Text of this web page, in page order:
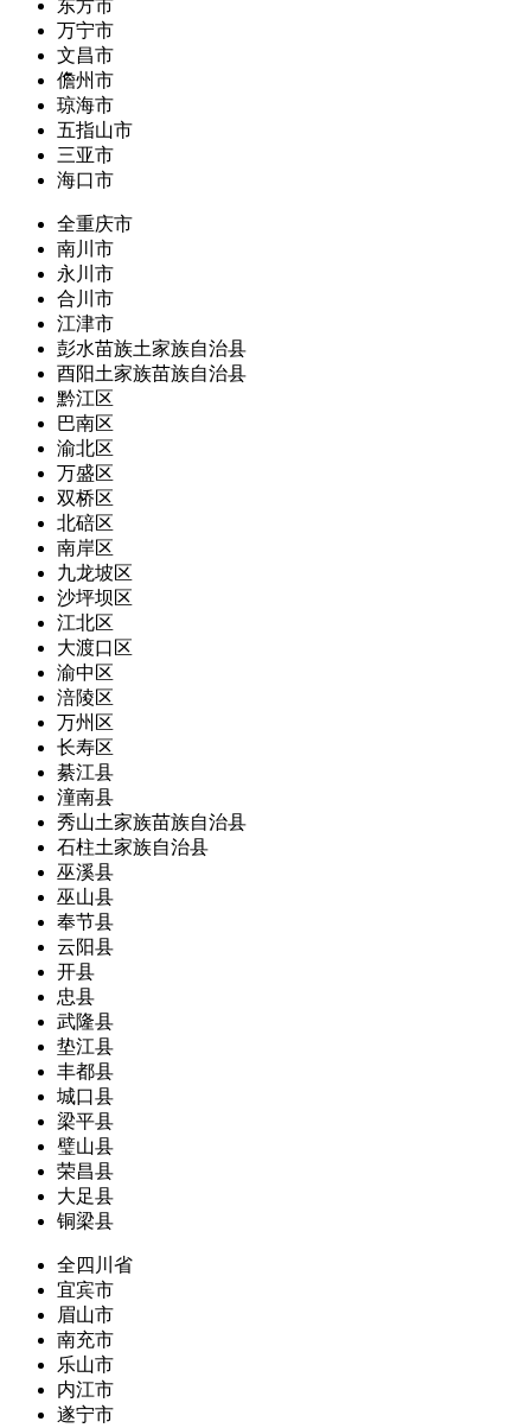
东方市
万宁市
文昌市
儋州市
琼海市
五指山市
三亚市
海口市
全重庆市
南川市
永川市
合川市
江津市
彭水苗族土家族自治县
酉阳土家族苗族自治县
黔江区
巴南区
渝北区
万盛区
双桥区
北碚区
南岸区
九龙坡区
沙坪坝区
江北区
大渡口区
渝中区
涪陵区
万州区
长寿区
綦江县
潼南县
秀山土家族苗族自治县
石柱土家族自治县
巫溪县
巫山县
奉节县
云阳县
开县
忠县
武隆县
垫江县
丰都县
城口县
梁平县
璧山县
荣昌县
大足县
铜梁县
全四川省
宜宾市
眉山市
南充市
乐山市
内江市
遂宁市